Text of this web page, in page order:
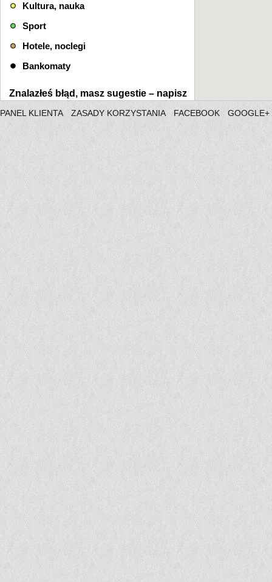
Kultura, nauka
Sport
Hotele, noclegi
Bankomaty
Znalazłeś błąd, masz sugestie – napisz
PANEL KLIENTA ZASADY KORZYSTANIA FACEBOOK GOOGLE+